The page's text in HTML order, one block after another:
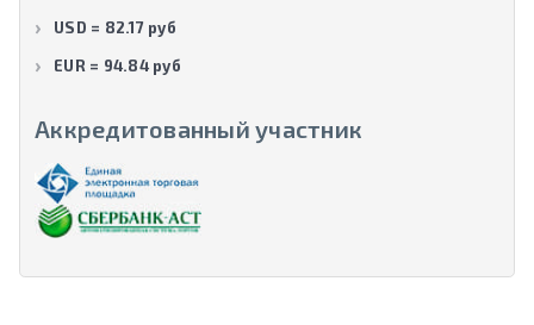
USD = 82.17 руб
EUR = 94.84 руб
Аккредитованный участник